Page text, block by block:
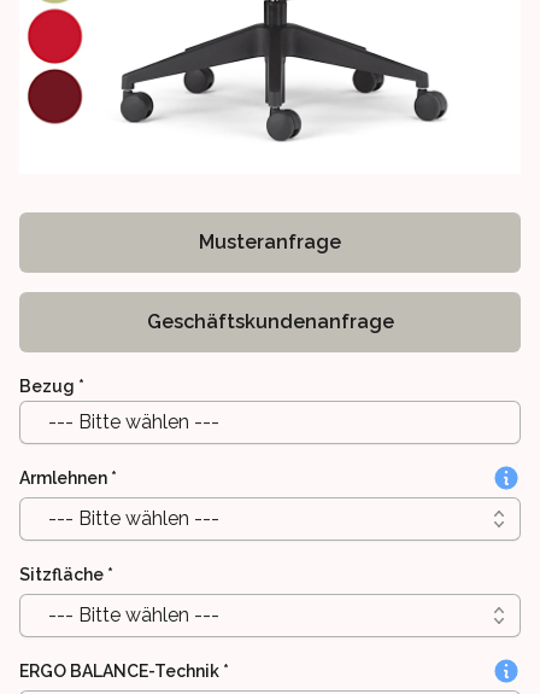
Musteranfrage
Geschäftskundenanfrage
Bezug *
--- Bitte wählen ---
Armlehnen *
--- Bitte wählen ---
Sitzfläche *
--- Bitte wählen ---
ERGO BALANCE-Technik *